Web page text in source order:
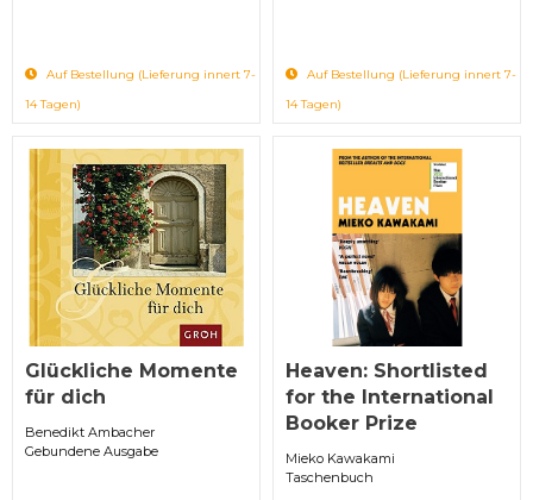
Auf Bestellung (Lieferung innert 7-
14 Tagen)
Auf Bestellung (Lieferung innert 7-
14 Tagen)
Glückliche Momente
für dich
Benedikt Ambacher
Gebundene Ausgabe
Heaven: Shortlisted
for the International
Booker Prize
Mieko Kawakami
Taschenbuch